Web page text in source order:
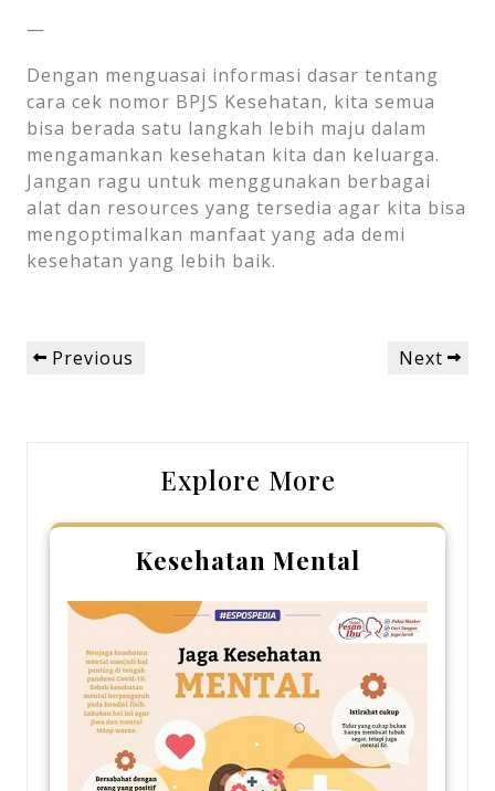
—
Dengan menguasai informasi dasar tentang
cara cek nomor BPJS Kesehatan, kita semua
bisa berada satu langkah lebih maju dalam
mengamankan kesehatan kita dan keluarga.
Jangan ragu untuk menggunakan berbagai
alat dan resources yang tersedia agar kita bisa
mengoptimalkan manfaat yang ada demi
kesehatan yang lebih baik.
Post
navigation
Previous
Previous
Next
Next
Explore More
Kesehatan Mental